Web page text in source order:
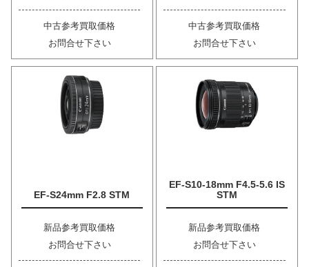
中古参考買取価格
お問合せ下さい
中古参考買取価格
お問合せ下さい
EF-S24mm F2.8 STM
新品参考買取価格
お問合せ下さい
EF-S10-18mm F4.5-5.6 IS
STM
新品参考買取価格
お問合せ下さい